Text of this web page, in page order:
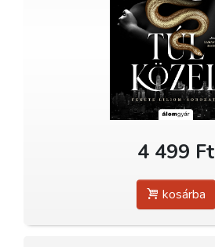
4 499 Ft
kosárba